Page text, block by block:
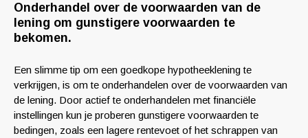
Onderhandel over de voorwaarden van de
lening om gunstigere voorwaarden te
bekomen.
Een slimme tip om een goedkope hypotheeklening te
verkrijgen, is om te onderhandelen over de voorwaarden van
de lening. Door actief te onderhandelen met financiële
instellingen kun je proberen gunstigere voorwaarden te
bedingen, zoals een lagere rentevoet of het schrappen van